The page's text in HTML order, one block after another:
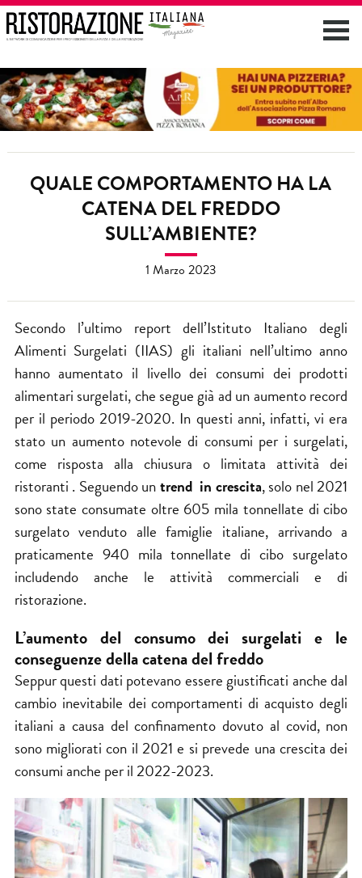
QUALE COMPORTAMENTO HA LA
CATENA DEL FREDDO
SULL’AMBIENTE?
1 Marzo 2023
Secondo l’ultimo report dell’Istituto Italiano degli
Alimenti Surgelati (IIAS) gli italiani nell’ultimo anno
hanno aumentato il livello dei consumi dei prodotti
alimentari surgelati, che segue già ad un aumento record
per il periodo 2019-2020. In questi anni, infatti, vi era
stato un aumento notevole di consumi per i surgelati,
come risposta alla chiusura o limitata attività dei
ristoranti . Seguendo untrend in crescita, solo nel 2021
sono state consumate oltre 605 mila tonnellate di cibo
surgelato venduto alle famiglie italiane, arrivando a
praticamente 940 mila tonnellate di cibo surgelato
includendo anche le attività commerciali e di
ristorazione.
L’aumento del consumo dei surgelati e le
conseguenze della catena del freddo
Seppur questi dati potevano essere giustificati anche dal
cambio inevitabile dei comportamenti di acquisto degli
italiani a causa del confinamento dovuto al covid, non
sono migliorati con il 2021 e si prevede una crescita dei
consumi anche per il 2022-2023.